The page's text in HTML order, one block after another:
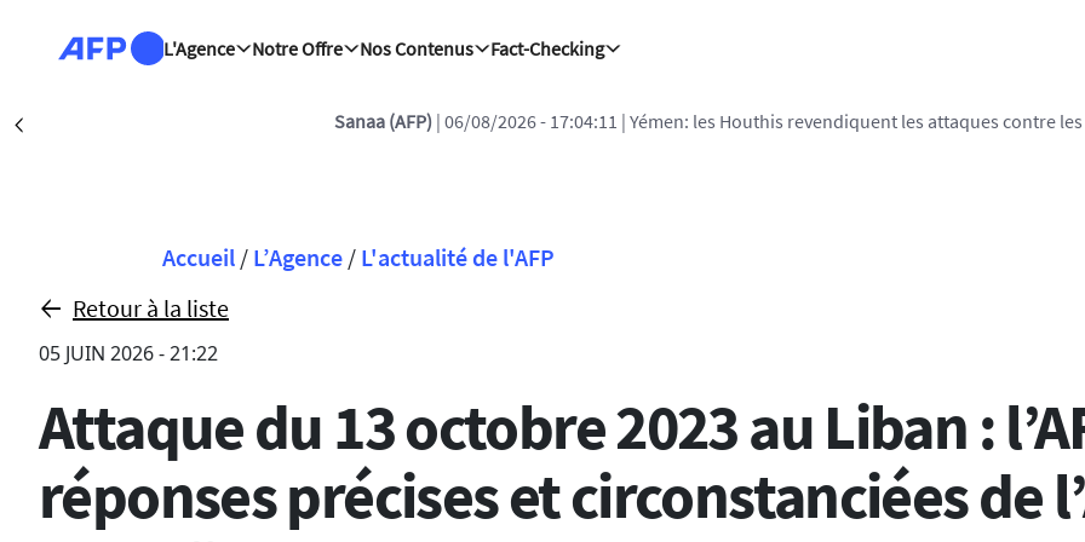
L'Agence
Notre Offre Nos Contenus Fact-Checking
| Yémen: les Houthis revendiquent les attaques contre les forces gouvernementales
Fil d'Ariane
Accueil / L’Agence / L'actualité de l'AFP
Retour à la liste
05 JUIN 2026 - 21:22
Attaque du 13 octobre 2023 au Liban :
réponses précises et circonstanciées de